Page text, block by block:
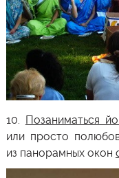
10. Позаниматься
или просто
из панорамных окон